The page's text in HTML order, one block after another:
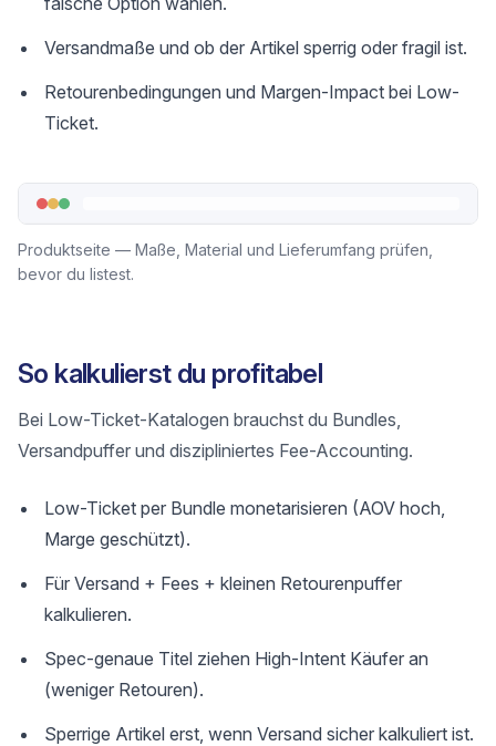
Versandmaße und ob der Artikel sperrig oder fragil ist.
Retourenbedingungen und Margen-Impact bei Low-
Ticket.
Produktseite — Maße, Material und Lieferumfang prüfen,
bevor du listest.
So kalkulierst du profitabel
Bei Low-Ticket-Katalogen brauchst du Bundles,
Versandpuffer und diszipliniertes Fee-Accounting.
Low-Ticket per Bundle monetarisieren (AOV hoch,
Marge geschützt).
Für Versand + Fees + kleinen Retourenpuffer
kalkulieren.
Spec-genaue Titel ziehen High-Intent Käufer an
(weniger Retouren).
Sperrige Artikel erst, wenn Versand sicher kalkuliert ist.